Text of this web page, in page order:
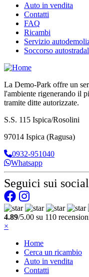
Auto in vendita
Contatti
FAQ
Ricambi
Servizio
Soccorso
La Demo-Park offre un
l'ambiente rigenerando il
tramite ditte autorizzate.
S.S. 115 Ispica/Rosolini
97014 Ispica (Ragusa)
0932-951040
Whatsapp
Seguici sui social
4.89/5.00 su 110
×
Home
Cerca un ricambio
Auto in vendita
Contatti